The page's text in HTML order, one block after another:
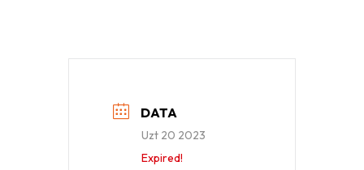
DATA
Uzt 20 2023
Expired!